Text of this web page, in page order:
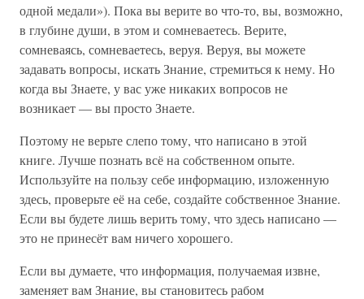
одной медали»). Пока вы верите во что-то, вы, возможно,
в глубине души, в этом и сомневаетесь. Верите,
сомневаясь, сомневаетесь, веруя. Веруя, вы можете
задавать вопросы, искать Знание, стремиться к нему. Но
когда вы Знаете, у вас уже никаких вопросов не
возникает — вы просто Знаете.
Поэтому не верьте слепо тому, что написано в этой
книге. Лучше познать всё на собственном опыте.
Используйте на пользу себе информацию, изложенную
здесь, проверьте её на себе, создайте собственное Знание.
Если вы будете лишь верить тому, что здесь написано —
это не принесёт вам ничего хорошего.
Если вы думаете, что информация, получаемая извне,
заменяет вам Знание, вы становитесь рабом